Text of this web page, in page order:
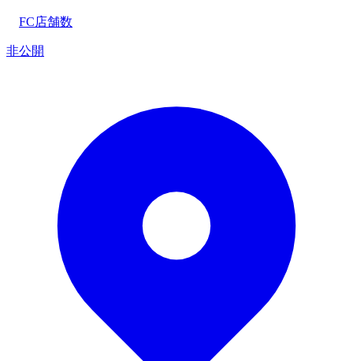
FC店舗数
非公開